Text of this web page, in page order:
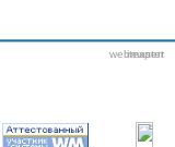
webmaster
itexpert